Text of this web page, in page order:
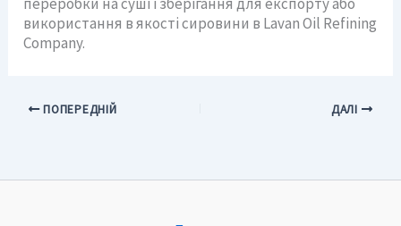
використання в якості сировини в Lavan Oil Refining
Company.
ПОПЕРЕДНІЙ ДАЛІ